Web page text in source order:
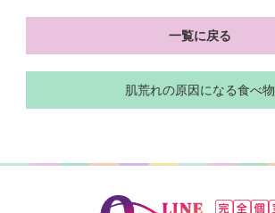
一覧に戻る
肌荒れの原因になる食べ物